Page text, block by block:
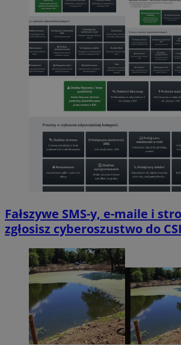
Fałszywe SMS-y, e-maile i
zgłosisz cyberoszustwo do